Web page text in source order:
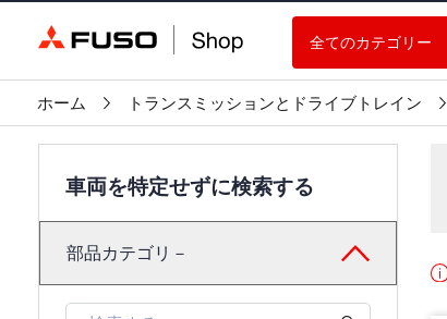
全てのカテゴリー
ホーム トランスミッションとドライブトレイン
車両を特定せずに検索する
部品カテゴリ－